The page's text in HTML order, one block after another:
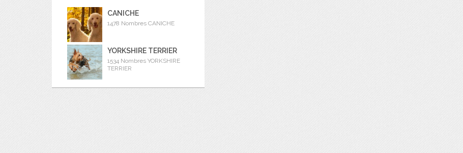
CANICHE
1478 Nombres CANICHE
YORKSHIRE TERRIER
1534 Nombres YORKSHIRE
TERRIER